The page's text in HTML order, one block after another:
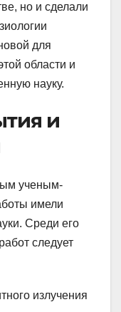
но и сделали
для
области и
науку.
и
ученым-
имели
Среди его
следует
излучения